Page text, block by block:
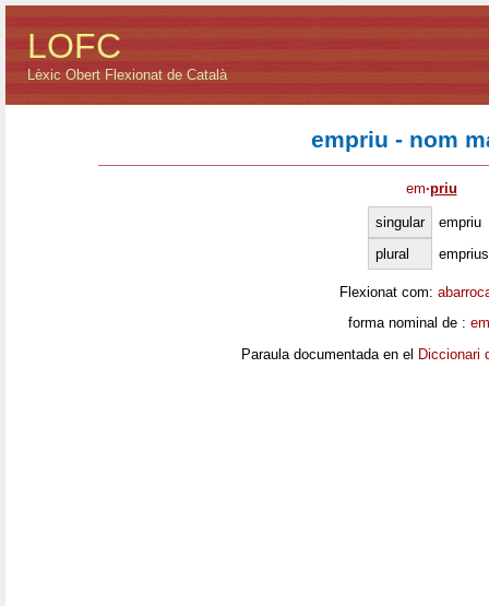
LOFC
Lèxic Obert Flexionat de Català
empriu - nom
em·priu
singular
empriu
plural
emprius
Flexionat com:
forma nominal de :
Paraula documentada en el Diccionari